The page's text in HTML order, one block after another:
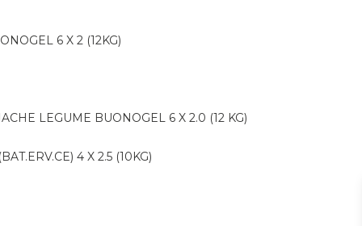
6 X 2 (12KG)
LEGUME BUONOGEL 6 X 2.0 (12 KG)
4 X 2.5 (10KG)